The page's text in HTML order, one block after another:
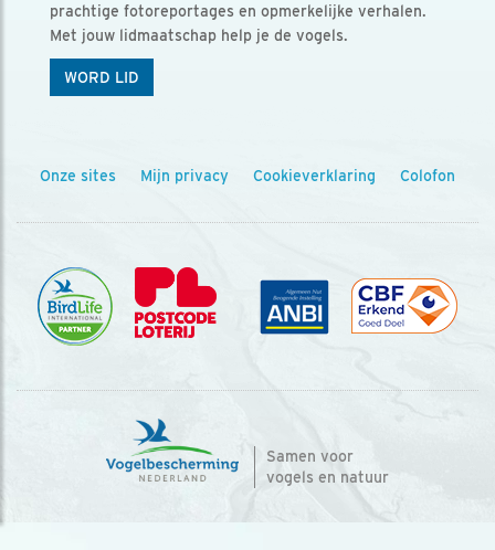
prachtige fotoreportages en opmerkelijke verhalen.
Met jouw lidmaatschap help je de vogels.
WORD LID
Onze sites Mijn privacy Cookieverklaring Colofon
Samen voor
vogels en natuur